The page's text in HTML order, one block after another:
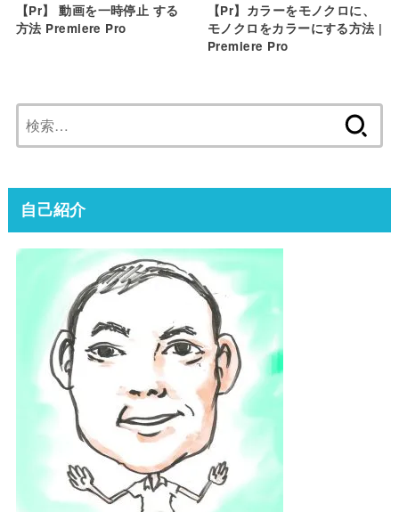
【Pr】 動画を一時停止 する
方法 Premiere Pro
【Pr】カラーをモノクロに、
モノクロをカラーにする方法 |
Premiere Pro
索:
自己紹介